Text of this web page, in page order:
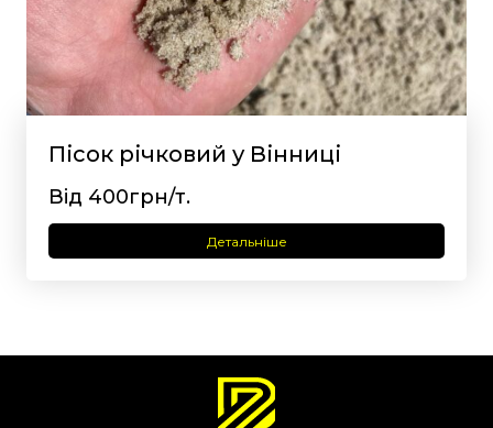
Пісок річковий у Вінниці
Від 400грн/т.
Детальніше